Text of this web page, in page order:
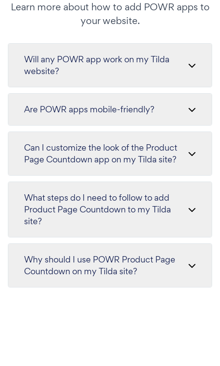
Learn more about how to add POWR apps to
your website.
Will any POWR app work on my Tilda
website?
Are POWR apps mobile-friendly?
Can I customize the look of the Product
Page Countdown app on my Tilda site?
What steps do I need to follow to add
Product Page Countdown to my Tilda
site?
Why should I use POWR Product Page
Countdown on my Tilda site?